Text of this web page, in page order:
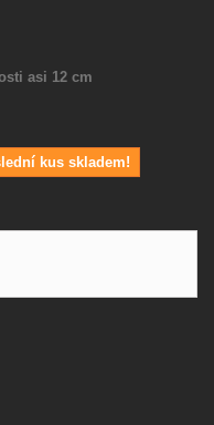
asi 12 cm
kus skladem!